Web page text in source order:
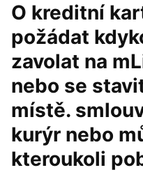
O kreditní
požádat
zavolat na
nebo se
místě.
kurýr nebo
kteroukoli